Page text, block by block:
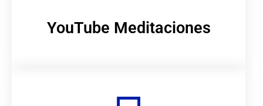
YouTube Meditaciones